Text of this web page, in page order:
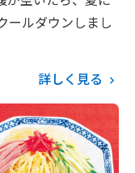
ールダウンしまし
詳しく見る